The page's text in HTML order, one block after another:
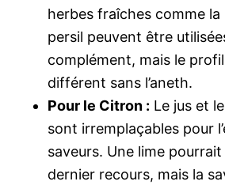
herbes fraîches comme
persil peuvent être
complément, mais le
différent sans l’aneth.
Pour le Citron : Le jus et
sont irremplaçables pour
saveurs. Une lime
dernier recours, mais la